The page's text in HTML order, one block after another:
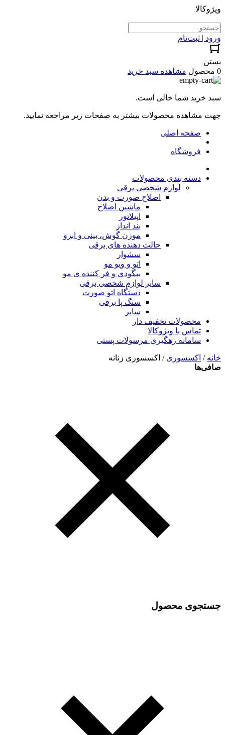
ویژوکالا
ورود | ثبت‌نام
بستن
0 محصول
مشاهده سبد خرید
سبد خرید شما خالی است.
جهت مشاهده محصولات بیشتر به صفحات زیر مراجعه نمایید.
صفحه اصلی
فروشگاه
دسته بندی محصولات
لوازم شخصی برقی
اصلاح صورت و بدن
ماشین اصلاح
اپیلاتور
بند انداز
موزن گوش، بینی و ابرو
حالت دهنده های برقی
سشوار
اتو و ویو مو
بیگودی و فر کننده ی مو
سایر لوازم شخصی برقی
دستگاه اتو صورت
سنگ پا برقی
سایر
محصولات تخفیف دار
تماس با ویژوکالا
سامانه رهگیری مرسولات پستی
خانه / اکسسوری / اکسسوری زنانه
صافی‌ها
جستجوی محصول